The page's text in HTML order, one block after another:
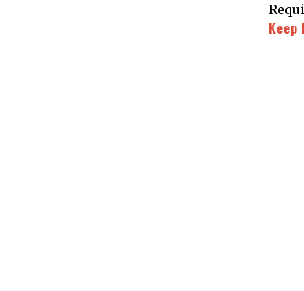
Keep